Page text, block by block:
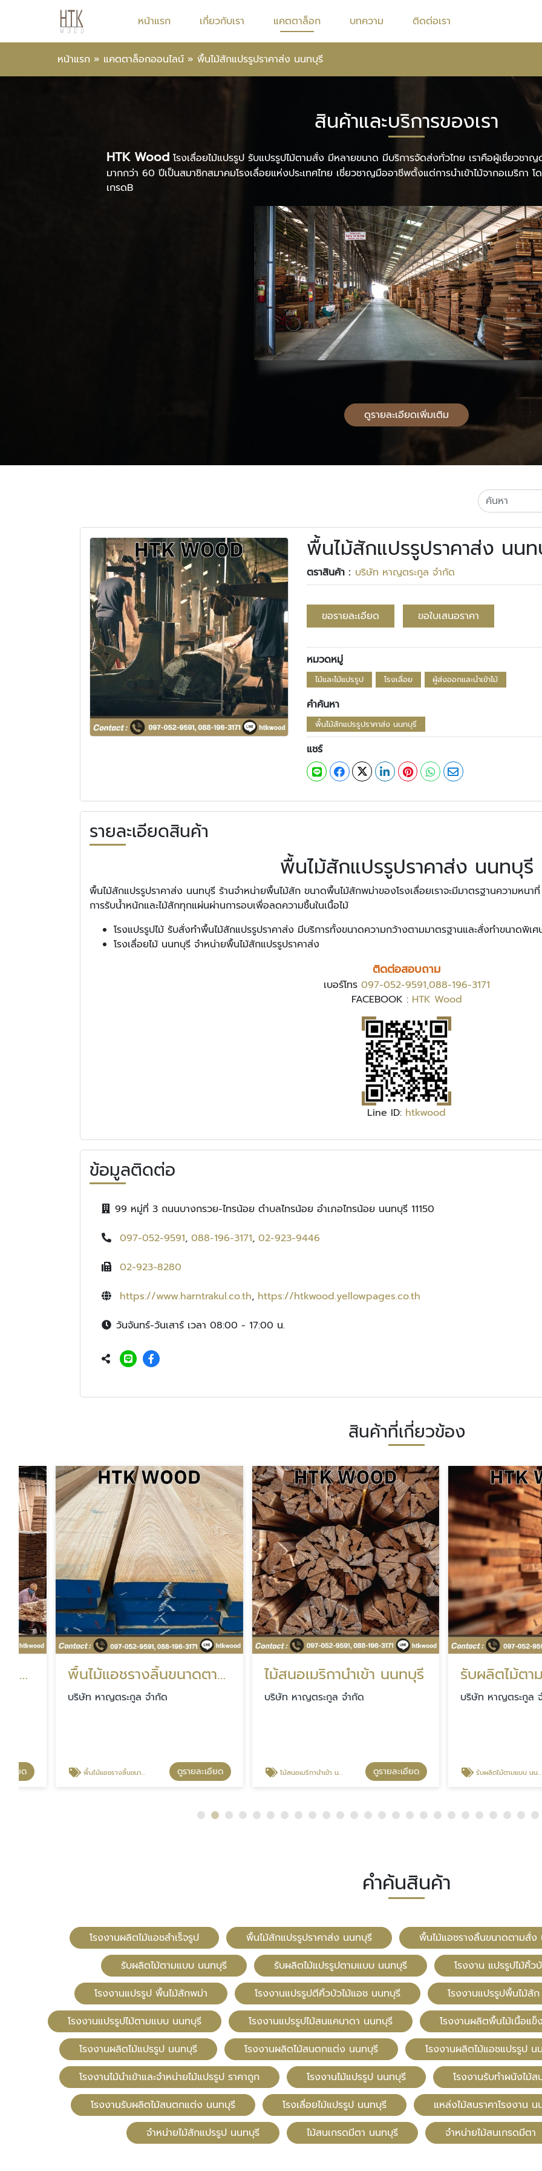
หน้าแรก เกี่ยวกับเรา แคตตาล็อก บทความ ติดต่อเรา
หน้าแรก » แคตตาล็อกออนไลน์ » พื้นไม้สักแปรรูปราคาส่ง นนทบุรี
สินค้าและบริการของเรา
HTK Wood โรงเลื่อยไม้แปรรูป รับแปรรูปไม้ตามสั่ง มีหลายขนาด มีบริการจัดส่งทั่วไทย เราคือผู้เชี่ยวชา
มากกว่า 60 ปีเป็นสมาชิกสมาคมโรงเลื่อยแห่งประเทศไทย เชี่ยวชาญมืออาชีพตั้งแต่การนำเข้าไม้จากอเมริกา โ
เกรดB
ดูรายละเอียดเพิ่มเติม
พื้นไม้สักแปรรูปราคาส่ง นน
ตราสินค้า : บริษัท หาญตระกูล จำกัด
ขอรายละเอียด ขอใบเสนอราคา
หมวดหมู่
ไม้และไม้แปรรูป โรงเลื่อย ผู้ส่งออกและนำเข้าไม้
คำค้นหา
พื้นไม้สักแปรรูปราคาส่ง นนทบุรี
แชร์
รายละเอียดสินค้า
พื้นไม้สักแปรรูปราคาส่ง นนทบุรี
พื้นไม้สักแปรรูปราคาส่ง นนทบุรี ร้านจำหน่ายพื้นไม้สัก ขนาดพื้นไม้สักพม่าของโรงเลื่อยเราจะมีมาตรฐานความห
การรับน้ำหนักและไม้สักทุกแผ่นผ่านการอบเพื่อลดความชื้นในเนื้อไม้
โรงแปรรูปไม้ รับสั่งทำพื้นไม้สักแปรรูปราคาส่ง มีบริการทั้งขนาดความกว้างตามมาตรฐานและสั่งทำขนาดพิเ
โรงเลื่อยไม้ นนทบุรี จำหน่ายพื้นไม้สักแปรรูปราคาส่ง
ติดต่อสอบถาม
เบอร์โทร 097-052-9591,088-196-3171
FACEBOOK : HTK Wood
Line ID: htkwood
ข้อมูลติดต่อ
99 หมู่ที่ 3 ถนนบางกรวย-ไทรน้อย ตำบลไทรน้อย อำเภอไทรน้อย นนทบุรี 11150
097-052-9591, 088-196-3171, 02-923-9446
02-923-8280
https://www.harntrakul.co.th, https://htkwood.yellowpages.co.th
วันจันทร์-วันเสาร์ เวลา 08:00 - 17:00 น.
สินค้าที่เกี่ยวข้อง
พื้นไม้แอชรางลิ้นขนาดตามสั่ง นนทบุรี
บริษัท หาญตระกูล จำกัด
พื้นไม้แอชรางลิ้นขนาดตามสั่ง นนทบุรี ดูรายละเอียด
ไม้สนอเมริกานำเข้า นนทบุรี
บริษัท หาญตระกูล จำกัด
ไม้สนอเมริกานำเข้า นนทบุรี ดูรายละเอียด
รับผลิตไม้ตามแบบ
บริษัท หาญตระกูล จำกัด
รับผลิตไม้ตามแบบ นนทบุรี ดู
คำค้นสินค้า
โรงงานผลิตไม้แอชสำเร็จรูป พื้นไม้สักแปรรูปราคาส่ง นนทบุรี
พื้นไม้แอชรางลิ้นขนาดตามสั่ง
รับผลิตไม้ตามแบบ นนทบุรี
รับผลิตไม้แปรรูปตามแบบ นนทบุรี
โรงงาน แปรรูปไม้คิ้ว
โรงงานแปรรูป พื้นไม้สักพม่า
โรงงานแปรรูปตีคิ้วบัวไม้แอช นนทบุรี
โรงงานแปรรูปพื้นไม้สั
โรงงานแปรรูปไม้ตามแบบ นนทบุรี
โรงงานแปรรูปไม้สนแคนาดา นนทบุรี
โรงงานผลิตพื้นไม้เนื้อแข็
โรงงานผลิตไม้แปรรูป นนทบุรี
โรงงานผลิตไม้สนตกแต่ง นนทบุรี
โรงงานผลิตไม้แอชแปรรูป น
โรงงานไม้นำเข้าและจำหน่ายไม้แปรรูป ราคาถูก
โรงงานไม้แปรรูป นนทบุรี
โรงงานรับทำผนังไม้
โรงงานรับผลิตไม้สนตกแต่ง นนทบุรี
โรงเลื่อยไม้แปรรูป นนทบุรี
แหล่งไม้สนราคาโรงงาน
จำหน่ายไม้สักแปรรูป นนทบุรี
ไม้สนเกรดมีตา นนทบุรี จำหน่ายไม้สนเกรดมีตา